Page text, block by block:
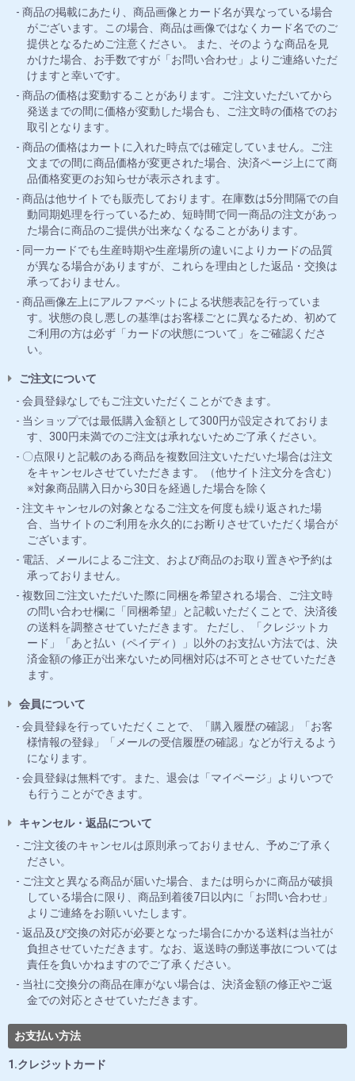
商品の掲載にあたり、商品画像とカード名が異なっている場合
がございます。この場合、商品は画像ではなくカード名でのご
提供となるためご注意ください。 また、そのような商品を見
かけた場合、お手数ですが「お問い合わせ」よりご連絡いただ
けますと幸いです。
商品の価格は変動することがあります。ご注文いただいてから
発送までの間に価格が変動した場合も、ご注文時の価格でのお
取引となります。
商品の価格はカートに入れた時点では確定していません。ご注
文までの間に商品価格が変更された場合、決済ページ上にて商
品価格変更のお知らせが表示されます。
商品は他サイトでも販売しております。在庫数は5分間隔での自
動同期処理を行っているため、短時間で同一商品の注文があっ
た場合に商品のご提供が出来なくなることがあります。
同一カードでも生産時期や生産場所の違いによりカードの品質
が異なる場合がありますが、これらを理由とした返品・交換は
承っておりません。
商品画像左上にアルファベットによる状態表記を行っていま
す。状態の良し悪しの基準はお客様ごとに異なるため、初めて
ご利用の方は必ず「カードの状態について」をご確認くださ
い。
ご注文について
会員登録なしでもご注文いただくことができます。
当ショップでは最低購入金額として300円が設定されておりま
す、300円未満でのご注文は承れないためご了承ください。
〇点限りと記載のある商品を複数回注文いただいた場合は注文
をキャンセルさせていただきます。（他サイト注文分を含む）
※対象商品購入日から30日を経過した場合を除く
注文キャンセルの対象となるご注文を何度も繰り返された場
合、当サイトのご利用を永久的にお断りさせていただく場合が
ございます。
電話、メールによるご注文、および商品のお取り置きや予約は
承っておりません。
複数回ご注文いただいた際に同梱を希望される場合、ご注文時
の問い合わせ欄に「同梱希望」と記載いただくことで、決済後
の送料を調整させていただきます。 ただし、「クレジットカ
ード」「あと払い（ペイディ）」以外のお支払い方法では、決
済金額の修正が出来ないため同梱対応は不可とさせていただき
ます。
会員について
会員登録を行っていただくことで、「購入履歴の確認」「お客
様情報の登録」「メールの受信履歴の確認」などが行えるよう
になります。
会員登録は無料です。また、退会は「マイページ」よりいつで
も行うことができます。
キャンセル・返品について
ご注文後のキャンセルは原則承っておりません、予めご了承く
ださい。
ご注文と異なる商品が届いた場合、または明らかに商品が破損
している場合に限り、商品到着後7日以内に「お問い合わせ」
よりご連絡をお願いいたします。
返品及び交換の対応が必要となった場合にかかる送料は当社が
負担させていただきます。なお、返送時の郵送事故については
責任を負いかねますのでご了承ください。
当社に交換分の商品在庫がない場合は、決済金額の修正やご返
金での対応とさせていただきます。
お支払い方法
1.クレジットカード